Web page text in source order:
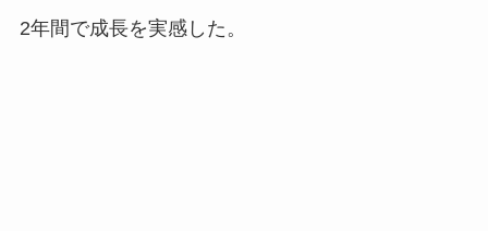
2年間で成長を実感した。